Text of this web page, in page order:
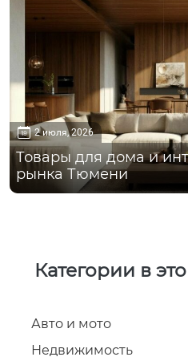
2 июля, 2026
Товары для дома и
рынка Тюмени
Категории в
Авто и мото
Недвижимость